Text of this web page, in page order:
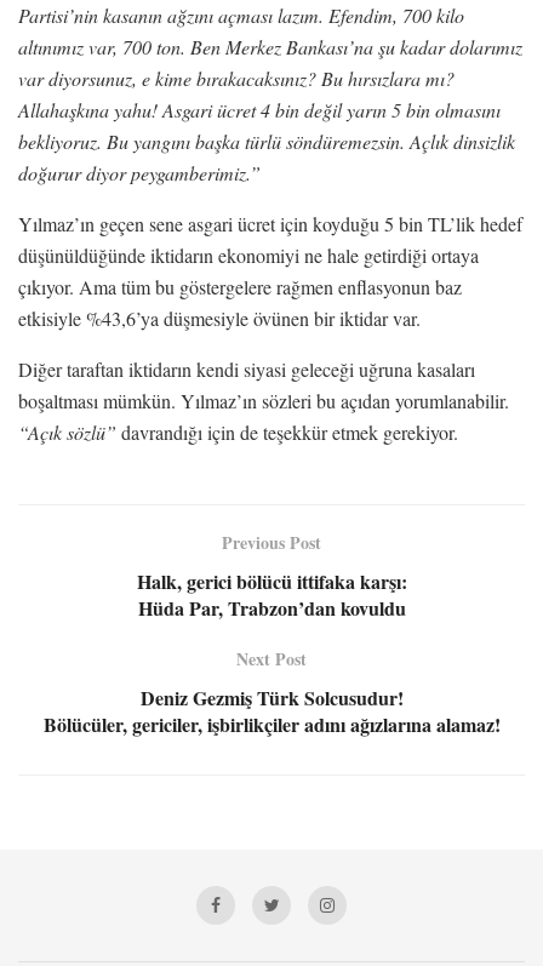
Partisi’nin kasanın ağzını açması lazım. Efendim, 700 kilo
altınımız var, 700 ton. Ben Merkez Bankası’na şu kadar dolarımız
var diyorsunuz, e kime bırakacaksınız? Bu hırsızlara mı?
Allahaşkına yahu! Asgari ücret 4 bin değil yarın 5 bin olmasını
bekliyoruz. Bu yangını başka türlü söndüremezsin. Açlık dinsizlik
doğurur diyor peygamberimiz.”
Yılmaz’ın geçen sene asgari ücret için koyduğu 5 bin TL’lik hedef
düşünüldüğünde iktidarın ekonomiyi ne hale getirdiği ortaya
çıkıyor. Ama tüm bu göstergelere rağmen enflasyonun baz
etkisiyle %43,6’ya düşmesiyle övünen bir iktidar var.
Diğer taraftan iktidarın kendi siyasi geleceği uğruna kasaları
boşaltması mümkün. Yılmaz’ın sözleri bu açıdan yorumlanabilir.
“Açık sözlü” davrandığı için de teşekkür etmek gerekiyor.
Previous Post
Halk, gerici bölücü ittifaka karşı:
Hüda Par, Trabzon’dan kovuldu
Next Post
Deniz Gezmiş Türk Solcusudur!
Bölücüler, gericiler, işbirlikçiler adını ağızlarına alamaz!